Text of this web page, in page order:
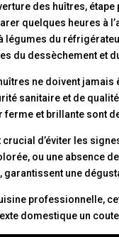
des huîtres,
quelques heures à
légumes du
du dessèchement et
ne doivent
sanitaire et de
ferme et brillante sont
crucial d’éviter les
ou une absence
garantissent une
professionnelle,
domestique un